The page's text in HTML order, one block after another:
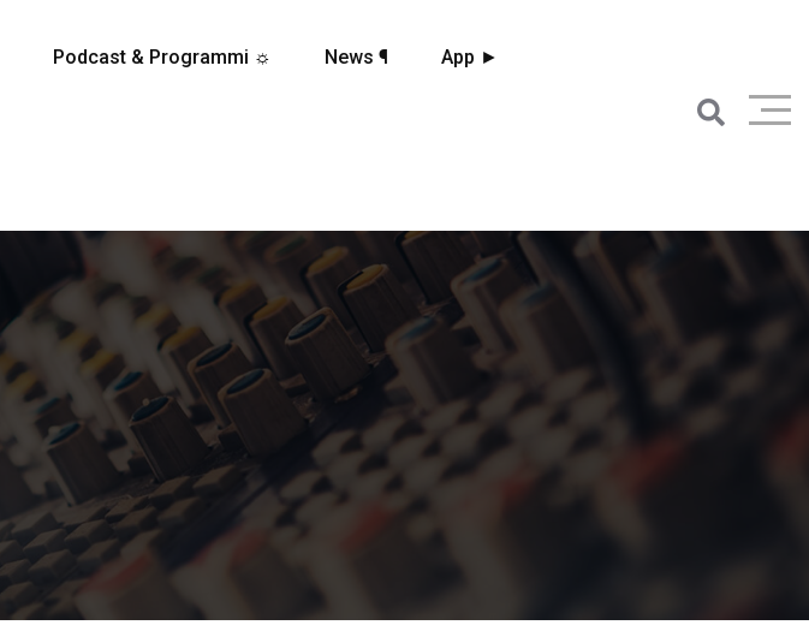
Podcast & Programmi ☼ News ¶ App ►